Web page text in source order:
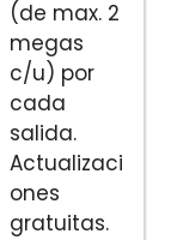
(de max. 2
megas
c/u) por
cada
salida.
Actualizaci
ones
gratuitas.